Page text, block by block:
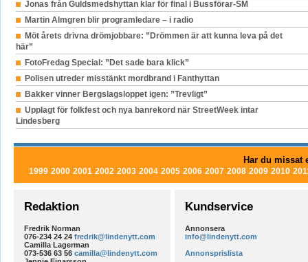
Jonas från Guldsmedshyttan klar för final i Bussförar-SM
Martin Almgren blir programledare – i radio
Möt årets drivna drömjobbare: ”Drömmen är att kunna leva på det
här”
FotoFredag Special: ”Det sade bara klick”
Polisen utreder misstänkt mordbrand i Fanthyttan
Bakker vinner Bergslagsloppet igen: ”Trevligt”
Upplagt för folkfest och nya banrekord när StreetWeek intar
Lindesberg
Har du missat
1999 2000 2001 2002 2003 2004 2005 2006 2007 2008 2009 2010
Redaktion
Fredrik Norman
076-234 24 24 fredrik@lindenytt.com
Camilla Lagerman
073-536 63 56 camilla@lindenytt.com
Kundservice
Annonsera
info@lindenytt.com
Annonsprislista